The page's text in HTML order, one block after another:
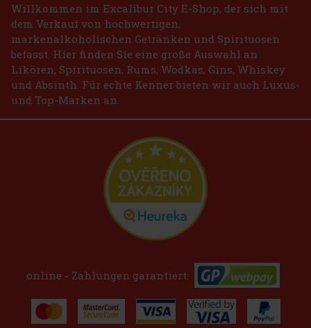
Willkommen im Excalibur City E-Shop, der sich mit
dem Verkauf von hochwertigen,
markenalkoholischen Getränken und Spirituosen
befasst. Hier finden Sie eine große Auswahl an
Likören, Spirituosen, Rums, Wodkas, Gins, Whiskey
und Absinth. Für echte Kenner bieten wir auch Luxus-
und Top-Marken an.
online - Zahlungen garantiert: